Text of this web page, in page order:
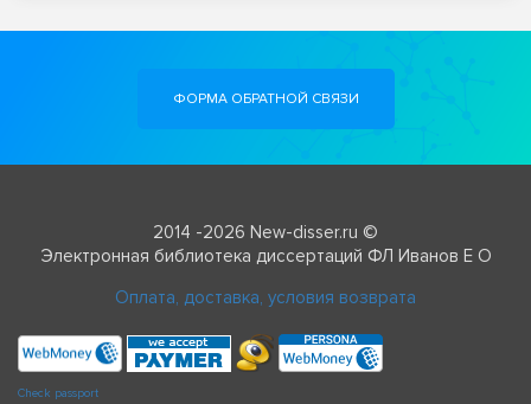
ФОРМА ОБРАТНОЙ СВЯЗИ
2014 -2026 New-disser.ru ©
Электронная библиотека диссертаций ФЛ Иванов Е О
Оплата, доставка, условия возврата
Check passport